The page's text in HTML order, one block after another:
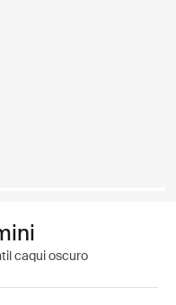
caqui oscuro